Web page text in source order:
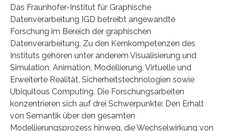
Das Fraunhofer-Institut für Graphische
Datenverarbeitung IGD betreibt angewandte
Forschung im Bereich der graphischen
Datenverarbeitung. Zu den Kernkompetenzen des
Instituts gehören unter anderem Visualisierung und
Simulation, Animation, Modellierung, Virtuelle und
Erweiterte Realität, Sicherheitstechnologien sowie
Ubiquitous Computing. Die Forschungsarbeiten
konzentrieren sich auf drei Schwerpunkte: Den Erhalt
von Semantik über den gesamten
Modellierungsprozess hinweg, die Wechselwirkung von